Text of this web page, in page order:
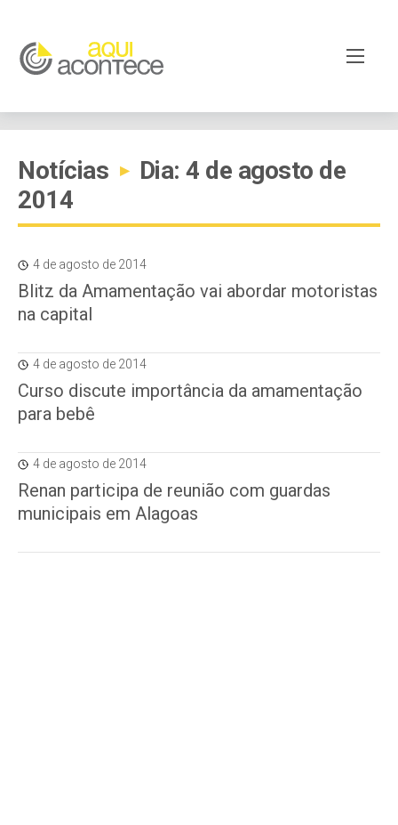
Notícias ▸
Dia: 4 de agosto de
2014
4 de agosto de 2014
Blitz da Amamentação vai abordar motoristas
na capital
4 de agosto de 2014
Curso discute importância da amamentação
para bebê
4 de agosto de 2014
Renan participa de reunião com guardas
municipais em Alagoas